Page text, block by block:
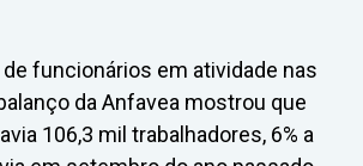
de funcionários em atividade nas
da Anfavea mostrou que
106,3 mil trabalhadores, 6% a